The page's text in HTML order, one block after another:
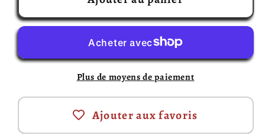
What
Do
Meme
-
What
Do
You
Meme
?
-
Gif.
Éd.
Plus de moyens de paiement
Ajouter aux favoris